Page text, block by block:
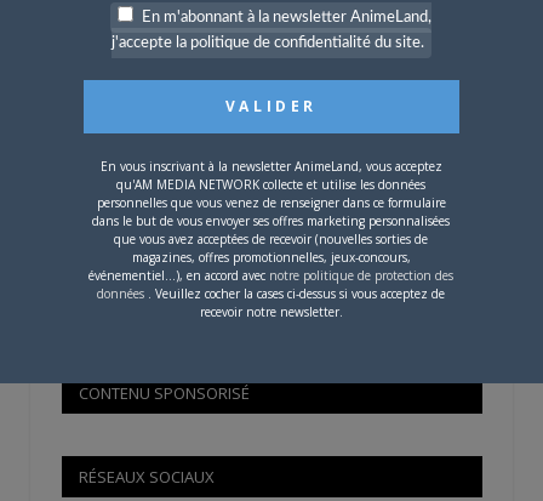
OÙ TROUVER NOS MAGAZINES
Si votre ville n'est pas dans la liste,contactez-nous
CONTENU SPONSORISÉ
RÉSEAUX SOCIAUX
En m'abonnant à la newsletter AnimeLand,
j'accepte la politique de confidentialité du site.
En vous inscrivant à la newsletter AnimeLand, vous acceptez
qu'AM MEDIA NETWORK collecte et utilise les données
personnelles que vous venez de renseigner dans ce formulaire
dans le but de vous envoyer ses offres marketing personnalisées
que vous avez acceptées de recevoir (nouvelles sorties de
magazines, offres promotionnelles, jeux-concours,
événementiel...), en accord avec notre politique de protection des
données . Veuillez cocher la cases ci-dessus si vous acceptez de
recevoir notre newsletter.